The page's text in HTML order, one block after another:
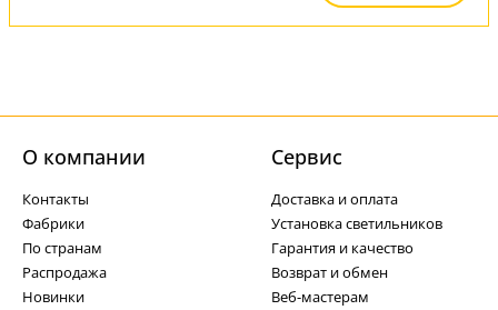
О компании
Контакты
Фабрики
По странам
Распродажа
Новинки
Cервис
Доставка и оплата
Установка светильников
Гарантия и качество
Возврат и обмен
Веб-мастерам